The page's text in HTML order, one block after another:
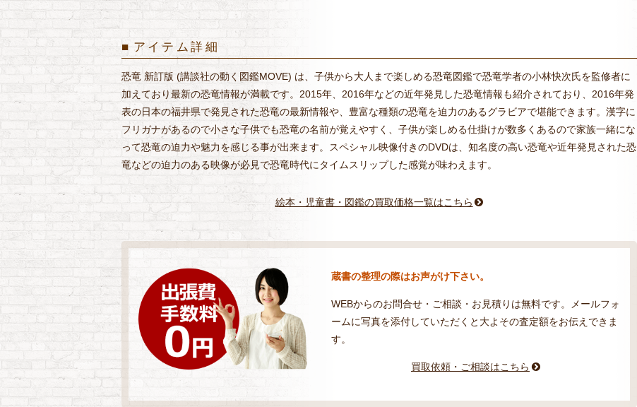
アイテム詳細
恐竜 新訂版 (講談社の動く図鑑MOVE) は、子供から大人まで楽しめる恐竜図鑑で恐竜学者の小林快次氏を監修者に
加えており最新の恐竜情報が満載です。2015年、2016年などの近年発見した恐竜情報も紹介されており、2016年発
表の日本の福井県で発見された恐竜の最新情報や、豊富な種類の恐竜を迫力のあるグラビアで堪能できます。漢字に
フリガナがあるので小さな子供でも恐竜の名前が覚えやすく、子供が楽しめる仕掛けが数多くあるので家族一緒にな
って恐竜の迫力や魅力を感じる事が出来ます。スペシャル映像付きのDVDは、知名度の高い恐竜や近年発見された恐
竜などの迫力のある映像が必見で恐竜時代にタイムスリップした感覚が味わえます。
絵本・児童書・図鑑の買取価格一覧はこちら
蔵書の整理の際はお声がけ下さい。
WEBからのお問合せ・ご相談・お見積りは無料です。メールフォ
ームに写真を添付していただくと大よその査定額をお伝えできま
す。
買取依頼・ご相談はこちら